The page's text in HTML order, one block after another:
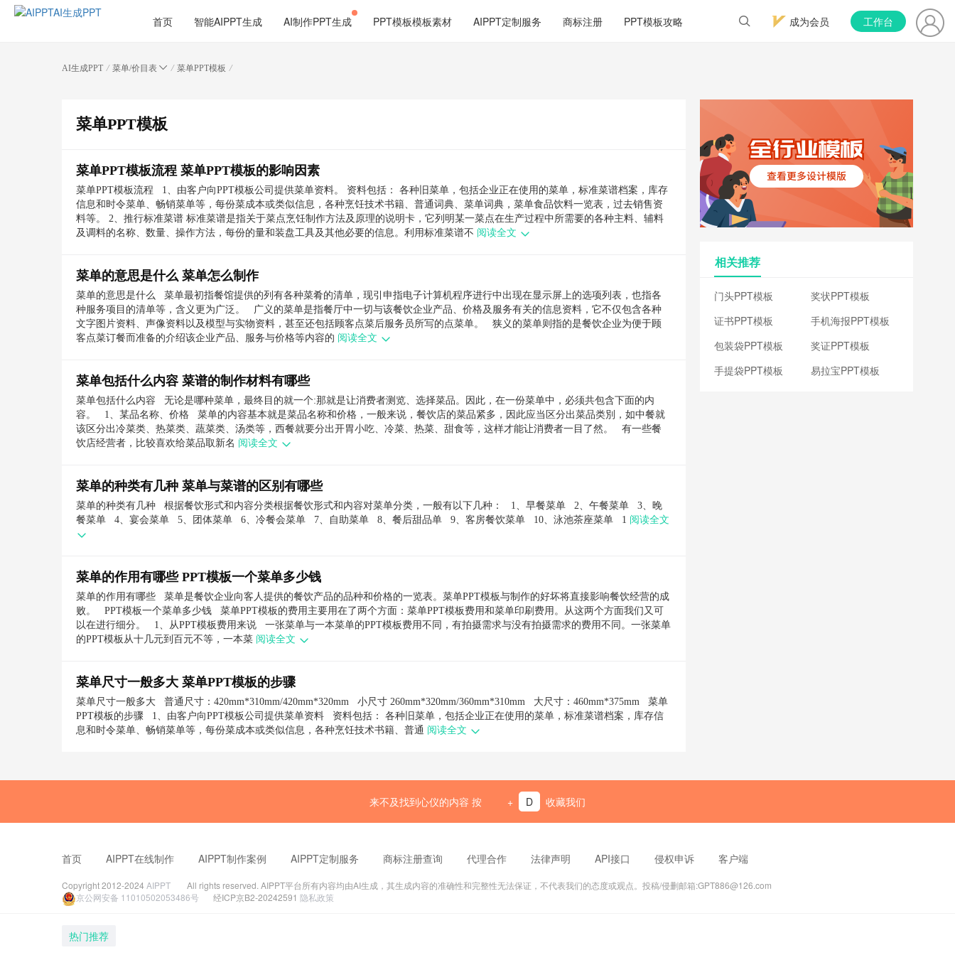
首页 智能AIPPT生成 AI制作PPT生成 PPT模板模板素材 AIPPT定制服务 商标注册 PPT模板攻略 成为会员 工作台
AI生成PPT / 菜单/价目表 / 菜单PPT模板 /
菜单PPT模板
菜单PPT模板流程 菜单PPT模板的影响因素
菜单PPT模板流程 1、由客户向PPT模板公司提供菜单资料。 资料包括： 各种旧菜单，包括企业正在使用的菜单，标准菜谱档案，库存
信息和时令菜单、畅销菜单等，每份菜成本或类似信息，各种烹饪技术书籍、普通词典、菜单词典，菜单食品饮料一览表，过去销售资
料等。 2、推行标准菜谱 标准菜谱是指关于菜点烹饪制作方法及原理的说明卡，它列明某一菜点在生产过程中所需要的各种主料、辅料
及调料的名称、数量、操作方法，每份的量和装盘工具及其他必要的信息。利用标准菜谱不 阅读全文
菜单的意思是什么 菜单怎么制作
菜单的意思是什么 菜单最初指餐馆提供的列有各种菜肴的清单，现引申指电子计算机程序进行中出现在显示屏上的选项列表，也指各
种服务项目的清单等，含义更为广泛。 广义的菜单是指餐厅中一切与该餐饮企业产品、价格及服务有关的信息资料，它不仅包含各种
文字图片资料、声像资料以及模型与实物资料，甚至还包括顾客点菜后服务员所写的点菜单。 狭义的菜单则指的是餐饮企业为便于顾
客点菜订餐而准备的介绍该企业产品、服务与价格等内容的 阅读全文
菜单包括什么内容 菜谱的制作材料有哪些
菜单包括什么内容 无论是哪种菜单，最终目的就一个:那就是让消费者测览、选择菜品。因此，在一份菜单中，必须共包含下面的内
容。 1、某品名称、价格 菜单的内容基本就是菜品名称和价格，一般来说，餐饮店的菜品紧多，因此应当区分出菜品类別，如中餐就
该区分出冷菜类、热菜类、蔬菜类、汤类等，西餐就要分出开胃小吃、冷菜、热菜、甜食等，这样才能让消费者一目了然。 有一些餐
饮店经营者，比较喜欢给菜品取新名 阅读全文
菜单的种类有几种 菜单与菜谱的区别有哪些
菜单的种类有几种 根据餐饮形式和内容分类根据餐饮形式和内容对菜单分类，一般有以下几种： 1、早餐菜单 2、午餐菜单 3、晚
餐菜单 4、宴会菜单 5、团体菜单 6、冷餐会菜单 7、自助菜单 8、餐后甜品单 9、客房餐饮菜单 10、泳池茶座菜单 1 阅读全文
菜单的作用有哪些 PPT模板一个菜单多少钱
菜单的作用有哪些 菜单是餐饮企业向客人提供的餐饮产品的品种和价格的一览表。菜单PPT模板与制作的好坏将直接影响餐饮经营的成
败。 PPT模板一个菜单多少钱 菜单PPT模板的费用主要用在了两个方面：菜单PPT模板费用和菜单印刷费用。从这两个方面我们又可
以在进行细分。 1、从PPT模板费用来说 一张菜单与一本菜单的PPT模板费用不同，有拍摄需求与没有拍摄需求的费用不同。一张菜单
的PPT模板从十几元到百元不等，一本菜 阅读全文
菜单尺寸一般多大 菜单PPT模板的步骤
菜单尺寸一般多大 普通尺寸：420mm*310mm/420mm*320mm 小尺寸 260mm*320mm/360mm*310mm 大尺寸：460mm*375mm 菜单
PPT模板的步骤 1、由客户向PPT模板公司提供菜单资料 资料包括： 各种旧菜单，包括企业正在使用的菜单，标准菜谱档案，库存信
息和时令菜单、畅销菜单等，每份菜成本或类似信息，各种烹饪技术书籍、普通 阅读全文
相关推荐
门头PPT模板
奖状PPT模板
证书PPT模板
手机海报PPT模板
包装袋PPT模板
奖证PPT模板
手提袋PPT模板
易拉宝PPT模板
来不及找到心仪的内容 按 + D 收藏我们
首页 AIPPT在线制作 AIPPT制作案例 AIPPT定制服务 商标注册查询 代理合作 法律声明 API接口 侵权申诉 客户端
Copyright 2012-2024 AIPPT
All rights reserved. AIPPT平台所有内容均由AI生成，其生成内容的准确性和完整性无法保证，不代表我们的态度或观点。投稿/侵删邮箱:GPT886@126.com
京公网安备 11010502053486号
经ICP京B2-20242591 隐私政策
热门推荐